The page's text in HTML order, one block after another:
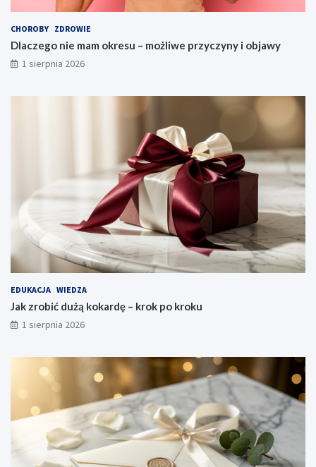
CHOROBY ZDROWIE
Dlaczego nie mam okresu – możliwe przyczyny i objawy
1 sierpnia 2026
EDUKACJA WIEDZA
Jak zrobić dużą kokardę – krok po kroku
1 sierpnia 2026